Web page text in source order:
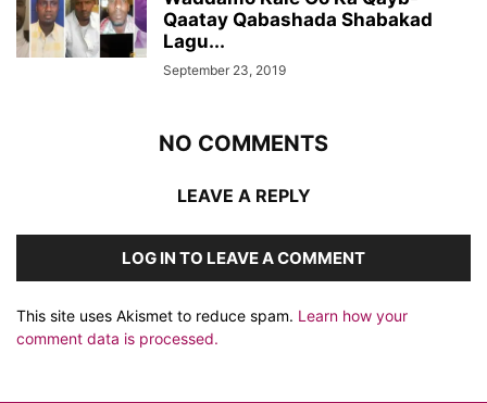
Qaatay Qabashada Shabakad
Lagu...
September 23, 2019
NO COMMENTS
LEAVE A REPLY
LOG IN TO LEAVE A COMMENT
This site uses Akismet to reduce spam. Learn how your
comment data is processed.